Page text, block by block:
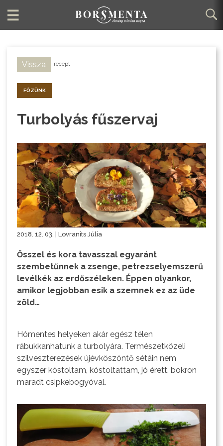
Vissza recept
FŐZÜNK
Turbolyás fűszervaj
2018. 12. 03. | Lovranits Júlia
Ősszel és kora tavasszal egyaránt
szembetűnnek a zsenge, petrezselyemszerű
levélkék az erdőszéleken. Éppen olyankor,
amikor legjobban esik a szemnek ez az üde
zöld…
Hómentes helyeken akár egész télen
rábukkanhatunk a turbolyára. Természetközeli
szilveszterezések újévköszöntő sétáin nem
egyszer kóstoltam, kóstoltattam, jó érett, bokron
maradt csipkebogyóval.